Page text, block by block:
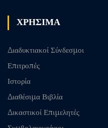
ΧΡΗΣΙΜΑ
Διαδυκτιακοί Σύνδεσμοι
Επιτροπές
Ιστορία
Διαθέσιμα Βιβλία
Δικαστικοί Επιμελητές